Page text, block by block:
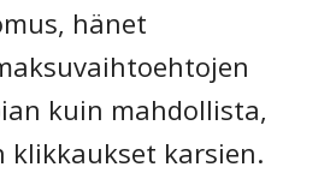
hänet
kuin mahdollista,
klikkaukset karsien.